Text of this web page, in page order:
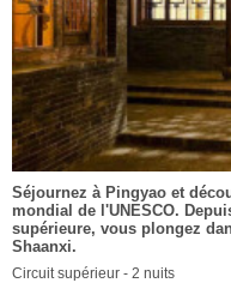
Séjournez à Pingyao et
mondial de l'UNESCO.
supérieure, vous plongez
Shaanxi.
Circuit supérieur - 2 nuits